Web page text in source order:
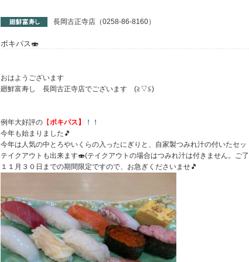
長岡古正寺店（0258-86-8160）
ポキパス🍣
おはようございます
廻鮮富寿し 長岡古正寺店でございます (≧▽≦)
例年大好評の 【ポキパス】
！！
今年も始まりました🎵
今年は人気の中とろやいくらの入ったにぎりと、自家製つみれ汁の付いたセッ
テイクアウトも出来ます🍣(テイクアウトの場合はつみれ汁は付きません。ご
１１月３０日までの期間限定ですので、お急ぎくださいませ🎵